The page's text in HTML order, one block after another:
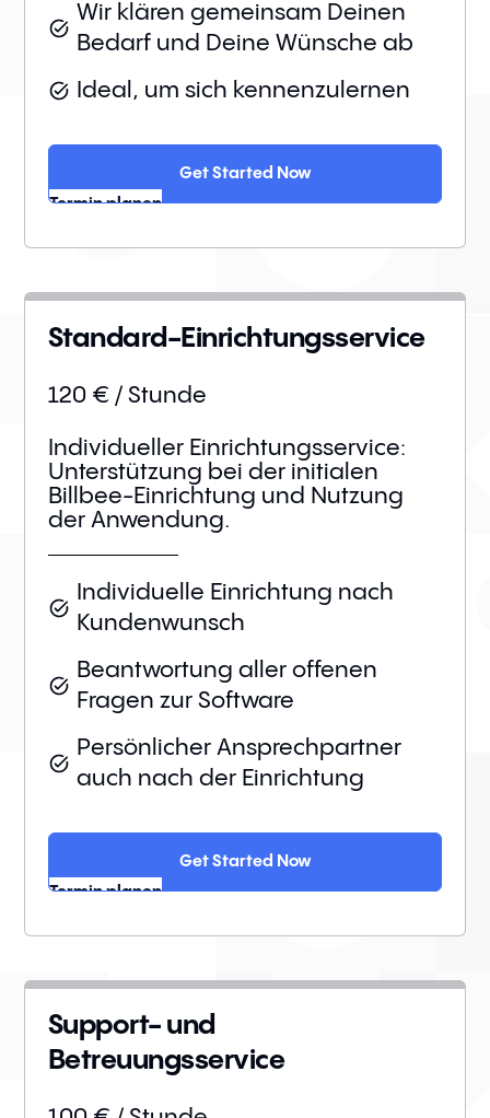
Wir klären gemeinsam Deinen
Bedarf und Deine Wünsche ab
Ideal, um sich kennenzulernen
Get Started Now
Termin planen
Standard-Einrichtungsservice
120 € / Stunde
Individueller Einrichtungsservice:
Unterstützung bei der initialen
Billbee-Einrichtung und Nutzung
der Anwendung.
Individuelle Einrichtung nach
Kundenwunsch
Beantwortung aller offenen
Fragen zur Software
Persönlicher Ansprechpartner
auch nach der Einrichtung
Get Started Now
Termin planen
Support- und
Betreuungsservice